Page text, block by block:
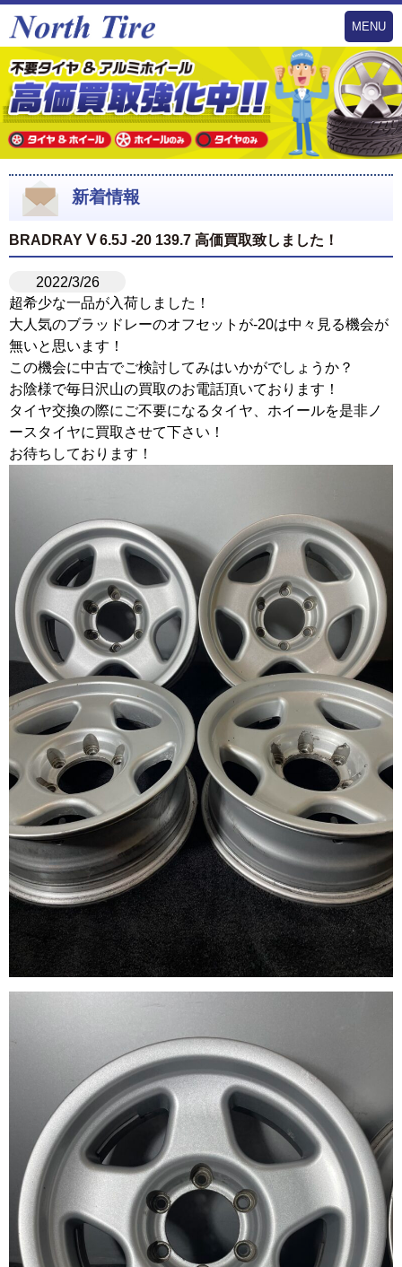
MENU
新着情報
BRADRAY Ⅴ 6.5J -20 139.7 高価買取致しました！
2022/3/26
超希少な一品が入荷しました！
大人気のブラッドレーのオフセットが-20は中々見る機会が
無いと思います！
この機会に中古でご検討してみはいかがでしょうか？
お陰様で毎日沢山の買取のお電話頂いております！
タイヤ交換の際にご不要になるタイヤ、ホイールを是非ノ
ースタイヤに買取させて下さい！
お待ちしております！